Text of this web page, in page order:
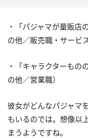
・「パジャマが量販店
の他／販売職・サービス
・「キャラクターもの
の他／営業職）
彼女がどんなパジャマ
もいるのでは。想像以
まうようですね。